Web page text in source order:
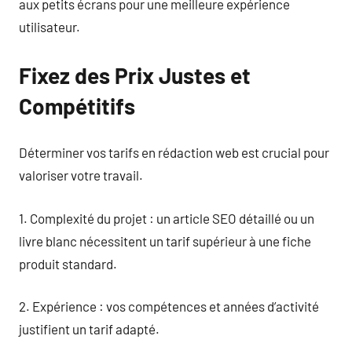
aux petits écrans pour une meilleure expérience
utilisateur.
Fixez des Prix Justes et
Compétitifs
Déterminer vos tarifs en rédaction web est crucial pour
valoriser votre travail.
1. Complexité du projet : un article SEO détaillé ou un
livre blanc nécessitent un tarif supérieur à une fiche
produit standard.
2. Expérience : vos compétences et années d’activité
justifient un tarif adapté.